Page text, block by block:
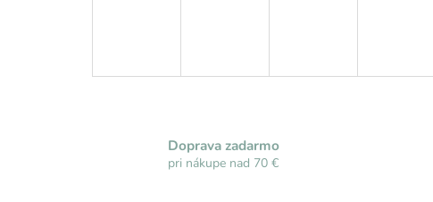
Doprava zadarmo
pri nákupe nad 70 €